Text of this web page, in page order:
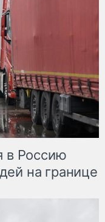
в Россию
на границе